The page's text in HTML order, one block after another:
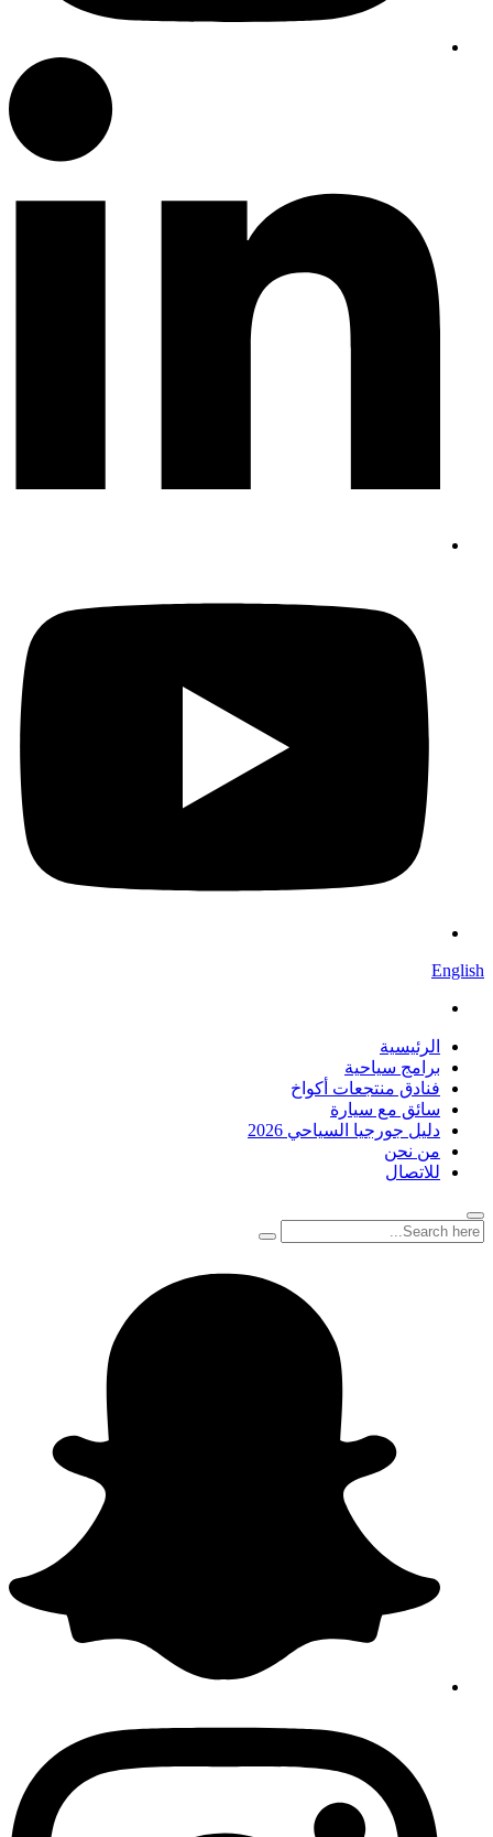
English
الرئيسية
برامج سياحية
فنادق منتجعات أكواخ
سائق مع سيارة
دليل جورجيا السياحي 2026
من نحن
للاتصال